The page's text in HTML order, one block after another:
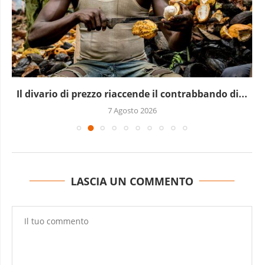
Il divario di prezzo riaccende il contrabbando di...
7 Agosto 2026
LASCIA UN COMMENTO